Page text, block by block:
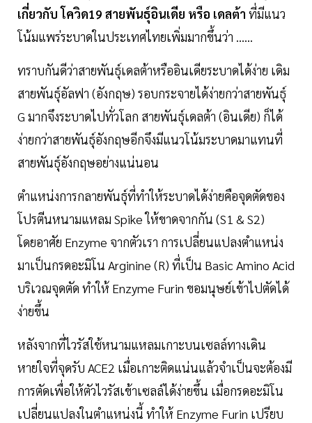
เกี่ยวกับ โควิด19 สายพันธุ์อินเดีย หรือ เดลต้า ที่มีแนว
โน้มแพร่ระบาดในประเทศไทยเพิ่มมากขึ้นว่า ......
ทราบกันดีว่าสายพันธุ์เดลต้าหรืออินเดียระบาดได้ง่าย เดิม
สายพันธุ์อัลฟา (อังกฤษ) รอบกระจายได้ง่ายกว่าสายพันธุ์
G มากจึงระบาดไปทั่วโลก สายพันธุ์เดลต้า (อินเดีย) ก็ได้
ง่ายกว่าสายพันธุ์อังกฤษอีกจึงมีแนวโน้มระบาดมาแทนที่
สายพันธุ์อังกฤษอย่างแน่นอน
ตำแหน่งการกลายพันธุ์ที่ทำให้ระบาดได้ง่ายคือจุดตัดของ
โปรตีนหนามแหลม Spike ให้ขาดจากกัน (S1 & S2)
โดยอาศัย Enzyme จากตัวเรา การเปลี่ยนแปลงตำแหน่ง
มาเป็นกรดอะมิโน Arginine (R) ที่เป็น Basic Amino Acid
บริเวณจุดตัด ทำให้ Enzyme Furin ขอมนุษย์เข้าไปตัดได้
ง่ายขึ้น
หลังจากที่ไวรัสใช้หนามแหลมเกาะบนเซลล์ทางเดิน
หายใจที่จุดรับ ACE2 เมื่อเกาะติดแน่นแล้วจำเป็นจะต้องมี
การตัดเพื่อให้ตัวไวรัสเข้าเซลล์ได้ง่ายขึ้น เมื่อกรดอะมิโน
เปลี่ยนแปลงในตำแหน่งนี้ ทำให้ Enzyme Furin เปรียบ